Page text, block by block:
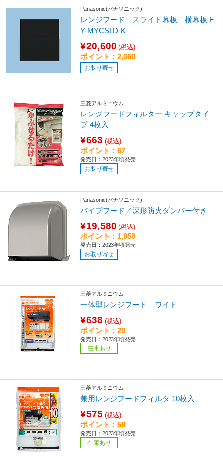
Panasonic(パナソニック)
レンジフード スライド幕板 横幕板 F
Y-MYCSLD-K
¥20,600 (税込)
ポイント：2,060
お取り寄せ
三菱アルミニウム
レンジフードフィルター キャップタイ
プ 4枚入
¥663 (税込)
ポイント：67
発売日：2023年頃発売
お取り寄せ
Panasonic(パナソニック)
パイプフード／深形防火ダンパー付き
¥19,580 (税込)
ポイント：1,958
発売日：2023年頃発売
お取り寄せ
三菱アルミニウム
一体型レンジフード ワイド
¥638 (税込)
ポイント：20
発売日：2023年頃発売
在庫あり
三菱アルミニウム
兼用レンジフードフィルタ 10枚入
¥575 (税込)
ポイント：58
発売日：2023年頃発売
在庫あり